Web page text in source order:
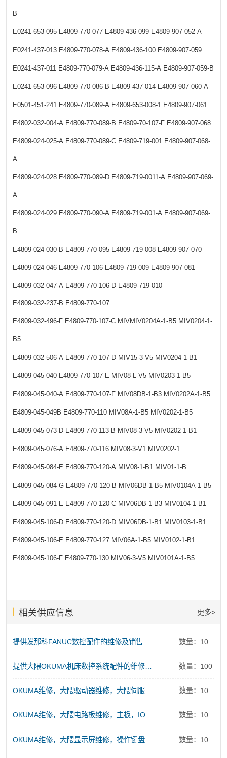
B
E0241-653-095 E4809-770-077 E4809-436-099 E4809-907-052-A
E0241-437-013 E4809-770-078-A E4809-436-100 E4809-907-059
E0241-437-011 E4809-770-079-A E4809-436-115-A E4809-907-059-B
E0241-653-096 E4809-770-086-B E4809-437-014 E4809-907-060-A
E0501-451-241 E4809-770-089-A E4809-653-008-1 E4809-907-061
E4802-032-004-A E4809-770-089-B E4809-70-107-F E4809-907-068
E4809-024-025-A E4809-770-089-C E4809-719-001 E4809-907-068-
A
E4809-024-028 E4809-770-089-D E4809-719-0011-A E4809-907-069-
A
E4809-024-029 E4809-770-090-A E4809-719-001-A E4809-907-069-
B
E4809-024-030-B E4809-770-095 E4809-719-008 E4809-907-070
E4809-024-046 E4809-770-106 E4809-719-009 E4809-907-081
E4809-032-047-A E4809-770-106-D E4809-719-010
E4809-032-237-B E4809-770-107
E4809-032-496-F E4809-770-107-C MIVMIV0204A-1-B5 MIV0204-1-
B5
E4809-032-506-A E4809-770-107-D MIV15-3-V5 MIV0204-1-B1
E4809-045-040 E4809-770-107-E MIV08-L-V5 MIV0203-1-B5
E4809-045-040-A E4809-770-107-F MIV08DB-1-B3 MIV0202A-1-B5
E4809-045-049B E4809-770-110 MIV08A-1-B5 MIV0202-1-B5
E4809-045-073-D E4809-770-113-B MIV08-3-V5 MIV0202-1-B1
E4809-045-076-A E4809-770-116 MIV08-3-V1 MIV0202-1
E4809-045-084-E E4809-770-120-A MIV08-1-B1 MIV01-1-B
E4809-045-084-G E4809-770-120-B MIV06DB-1-B5 MIV0104A-1-B5
E4809-045-091-E E4809-770-120-C MIV06DB-1-B3 MIV0104-1-B1
E4809-045-106-D E4809-770-120-D MIV06DB-1-B1 MIV0103-1-B1
E4809-045-106-E E4809-770-127 MIV06A-1-B5 MIV0102-1-B1
E4809-045-106-F E4809-770-130 MIV06-3-V5 MIV0101A-1-B5
相关供应信息 更多>
提供发那科FANUC数控配件的维修及销售 数量：10
提供大隈OKUMA机床数控系统配件的维修及销售服务 数量：100
OKUMA维修，大隈驱动器维修，大隈伺服电源维修 数量：10
OKUMA维修，大隈电路板维修，主板，IO板、存储板、控制板维修 数量：10
OKUMA维修，大隈显示屏维修，操作键盘维修 数量：10